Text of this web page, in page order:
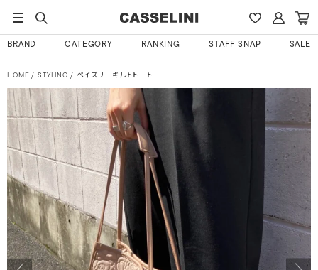
BRAND CATEGORY RANKING STAFF SNAP SALE
HOME STYLING ペイズリーキルトトート